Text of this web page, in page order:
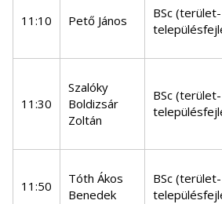
11:10 Pető János
BSc
11:30
Szalóky
Boldizsár
Zoltán
BSc
11:50
Tóth Ákos
Benedek
BSc